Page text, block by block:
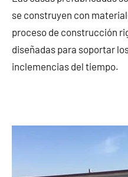
se construyen con
proceso de construcción
diseñadas para soportar
inclemencias del tiempo.